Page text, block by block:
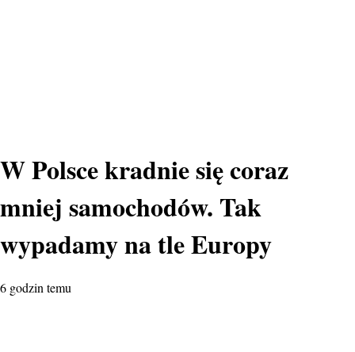
W Polsce kradnie się coraz
mniej samochodów. Tak
wypadamy na tle Europy
6 godzin temu